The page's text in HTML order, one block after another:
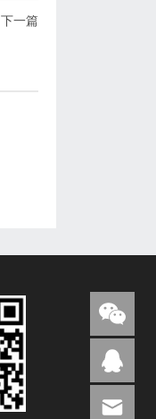
下一篇